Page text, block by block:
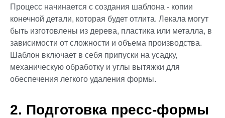
Процесс начинается с создания шаблона - копии
конечной детали, которая будет отлита. Лекала могут
быть изготовлены из дерева, пластика или металла, в
зависимости от сложности и объема производства.
Шаблон включает в себя припуски на усадку,
механическую обработку и углы вытяжки для
обеспечения легкого удаления формы.
2. Подготовка пресс-формы